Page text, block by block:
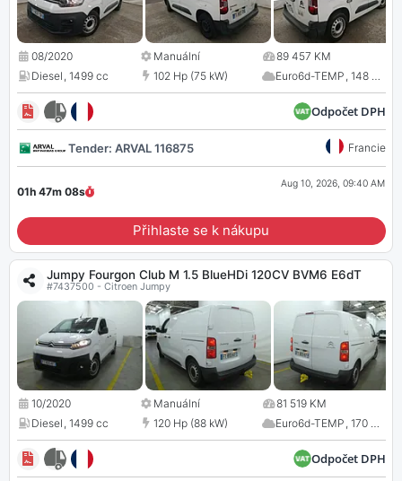
08/2020 Manuální
89 457 KM
Diesel, 1499 cc 102 Hp (75 kW) Euro6d-TEMP, 148 CO
Odpočet DPH
Tender: ARVAL 116875 Francie
01h 47m 07s
Aug 10, 2026, 09:40 AM
Přihlaste se k nákupu
Jumpy Fourgon Club M 1.5 BlueHDi 120CV BVM6 E6dT
#7437500 - Citroen Jumpy
10/2020 Manuální
81 519 KM
Diesel, 1499 cc 120 Hp (88 kW) Euro6d-TEMP, 170 CO
Odpočet DPH